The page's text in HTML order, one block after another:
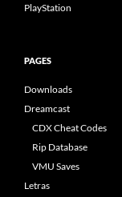
PlayStation
PAGES
Downloads
Dreamcast
CDX Cheat Codes
Rip Database
VMU Saves
Letras